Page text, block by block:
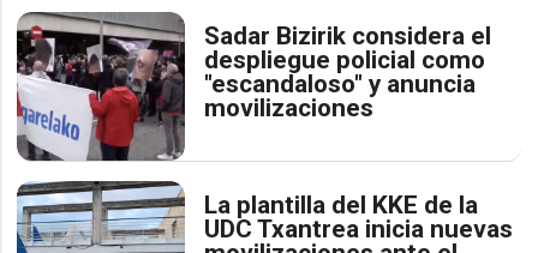
Sadar Bizirik considera el
despliegue policial como
"escandaloso" y anuncia
movilizaciones
La plantilla del KKE de la
UDC Txantrea inicia nuevas